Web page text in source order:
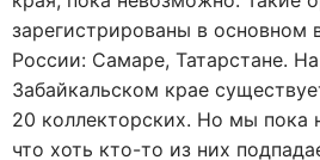
зарегистрированы в основном
России: Самаре, Татарстане.
Забайкальском крае
20 коллекторских. Но мы пока
что хоть кто-то из них